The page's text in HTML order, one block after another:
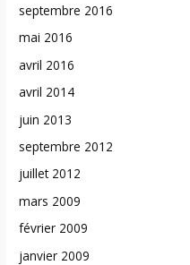
septembre 2016
mai 2016
avril 2016
avril 2014
juin 2013
septembre 2012
juillet 2012
mars 2009
février 2009
janvier 2009